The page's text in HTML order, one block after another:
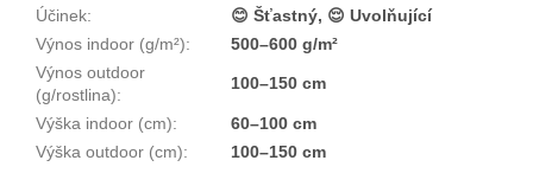
Účinek:
😊 Šťastný, 😌 Uvolňující
Výnos indoor (g/m²):
500–600 g/m²
Výnos outdoor
(g/rostlina):
100–150 cm
Výška indoor (cm):
60–100 cm
Výška outdoor (cm): 100–150 cm